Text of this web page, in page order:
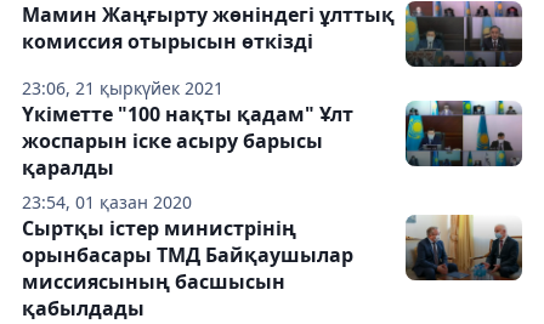
23:06, 21 қыркүйек 2021
Мамин Жаңғырту жөніндегі ұлттық
комиссия отырысын өткізді
23:54, 01 қазан 2020
Үкіметте "100 нақты қадам" Ұлт
жоспарын іске асыру барысы
қаралды
Сыртқы істер министрінің
орынбасары ТМД Байқаушылар
миссиясының басшысын
қабылдады